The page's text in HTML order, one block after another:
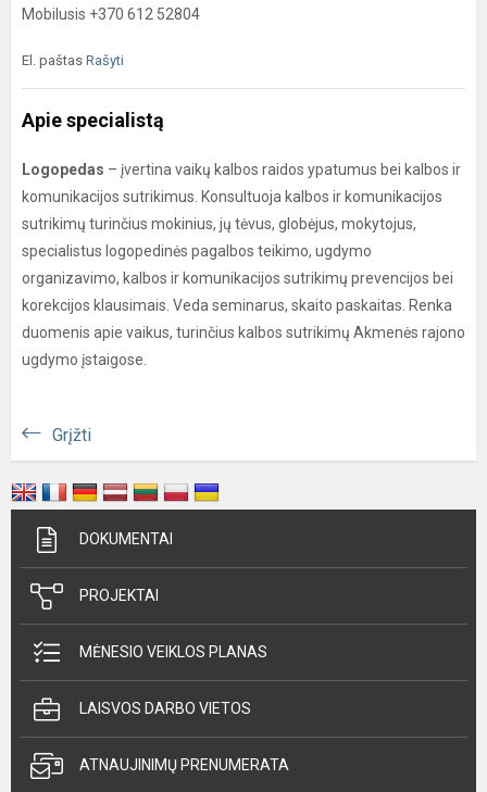
Mobilusis +370 612 52804
El. paštas Rašyti
Apie specialistą
Logopedas – įvertina vaikų kalbos raidos ypatumus bei kalbos ir
komunikacijos sutrikimus. Konsultuoja kalbos ir komunikacijos
sutrikimų turinčius mokinius, jų tėvus, globėjus, mokytojus,
specialistus logopedinės pagalbos teikimo, ugdymo
organizavimo, kalbos ir komunikacijos sutrikimų prevencijos bei
korekcijos klausimais. Veda seminarus, skaito paskaitas. Renka
duomenis apie vaikus, turinčius kalbos sutrikimų Akmenės rajono
ugdymo įstaigose.
Grįžti
DOKUMENTAI
PROJEKTAI
MĖNESIO VEIKLOS PLANAS
LAISVOS DARBO VIETOS
ATNAUJINIMŲ PRENUMERATA